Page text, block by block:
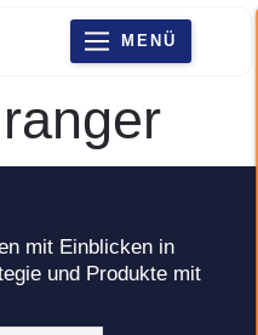
MENÜ
mit Einblicken in
und Produkte mit